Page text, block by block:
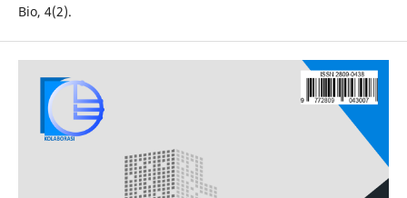
Bio, 4(2).